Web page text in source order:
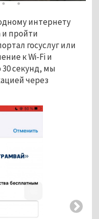
интернету
и пройти
госуслуг или
к Wi-Fi и
секунд, мы
через